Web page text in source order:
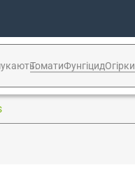
ТоматиФунгіцидОгірки